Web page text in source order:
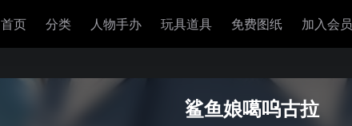
首页 分类 人物手办 玩具道具 免费图纸 加入会员
鲨鱼娘噶呜古拉